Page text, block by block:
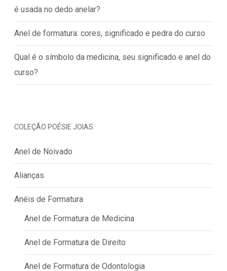
é usada no dedo anelar?
Anel de formatura: cores, significado e pedra do curso
Qual é o símbolo da medicina, seu significado e anel do
curso?
COLEÇÃO POÉSIE JOIAS
Anel de Noivado
Alianças
Anéis de Formatura
Anel de Formatura de Medicina
Anel de Formatura de Direito
Anel de Formatura de Odontologia